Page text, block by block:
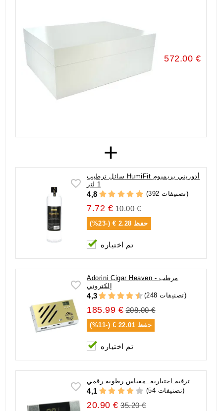
572.00 €
+
سائل ترطيب HumiFit أدوريني بريميوم
1 لتر
4,8 (392 تصنيفات)
7.72 € 10.00 €
حفظ 2.28 € (-23%)
تم اختياره
Adorini Cigar Heaven - مرطب
إلكتروني
4,3 (248 تصنيفات)
185.99 € 208.00 €
حفظ 22.01 € (-11%)
تم اختياره
ترقية اختيارية: مقياس رطوبة رقمي
4,1 (54 تصنيفات)
20.90 € 35.20 €